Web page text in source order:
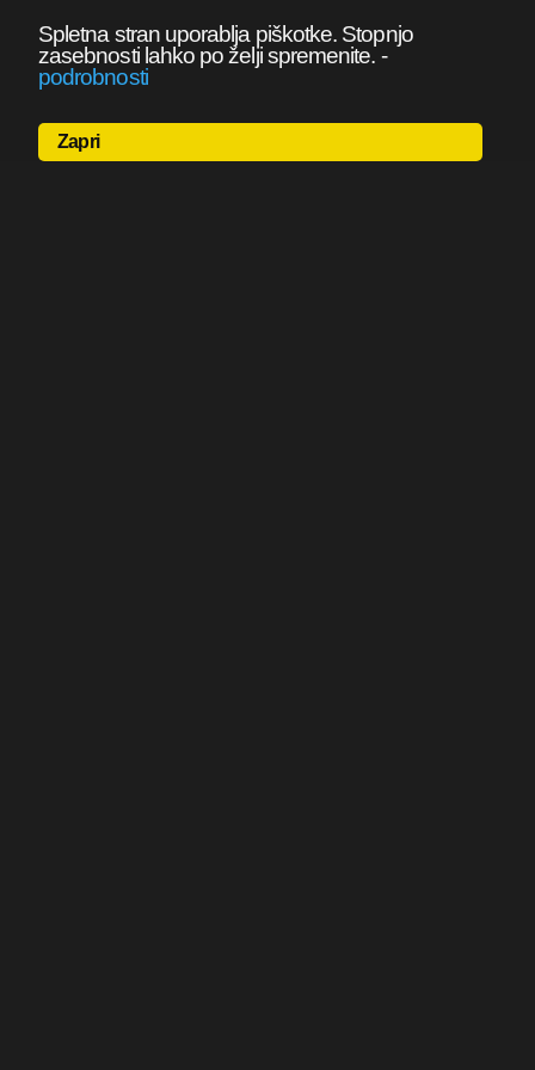
Spletna stran uporablja piškotke. Stopnjo
zasebnosti lahko po želji spremenite. -
podrobnosti
Zapri